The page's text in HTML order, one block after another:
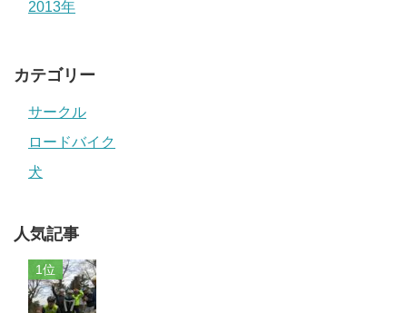
2013年
カテゴリー
サークル
ロードバイク
犬
人気記事